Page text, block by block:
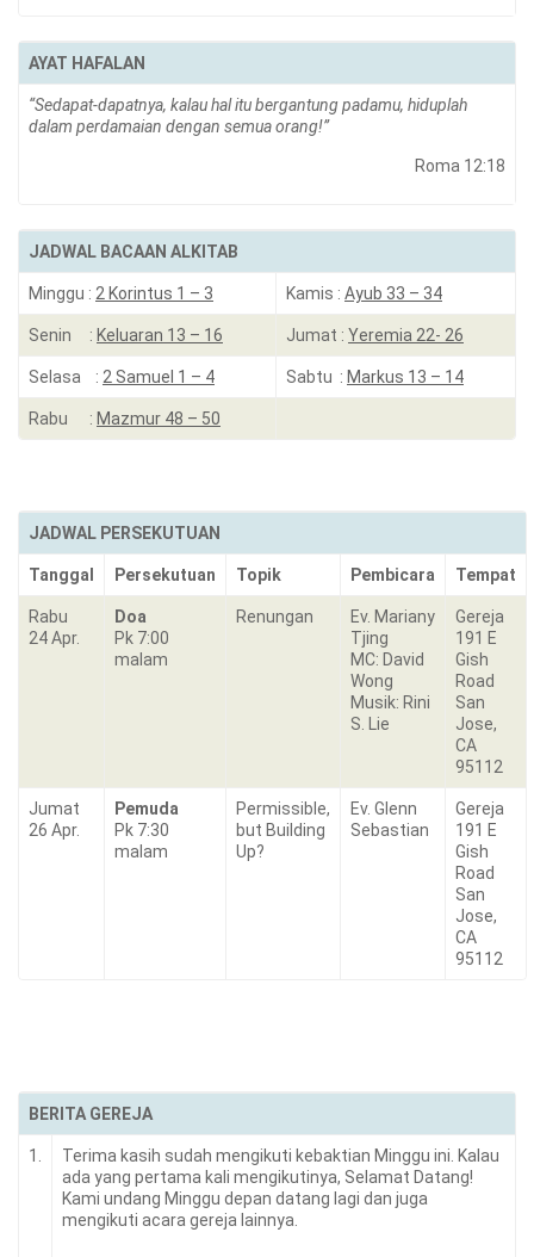
AYAT HAFALAN
“Sedapat-dapatnya, kalau hal itu bergantung padamu, hiduplah
dalam perdamaian dengan semua orang!”
Roma 12:18
JADWAL BACAAN ALKITAB
Minggu : 2 Korintus 1 – 3 Kamis : Ayub 33 – 34
Senin : Keluaran 13 – 16 Jumat : Yeremia 22- 26
Selasa : 2 Samuel 1 – 4 Sabtu : Markus 13 – 14
Rabu : Mazmur 48 – 50
JADWAL PERSEKUTUAN
Tanggal Persekutuan Topik Pembicara Tempat
Rabu
24 Apr.
Doa
Pk 7:00
malam
Renungan
Ev. Mariany
Tjing
MC: David
Wong
Musik: Rini
S. Lie
Gereja
191 E
Gish
Road
San
Jose,
CA
95112
Jumat
26 Apr.
Pemuda
Pk 7:30
malam
Permissible,
but Building
Up?
Ev. Glenn
Sebastian
Gereja
191 E
Gish
Road
San
Jose,
CA
95112
BERITA GEREJA
1.
Terima kasih sudah mengikuti kebaktian Minggu ini. Kalau
ada yang pertama kali mengikutinya, Selamat Datang!
Kami undang Minggu depan datang lagi dan juga
mengikuti acara gereja lainnya.